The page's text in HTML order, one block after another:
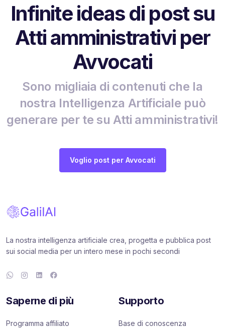
Infinite ideas di post su
Atti amministrativi per
Avvocati
Sono migliaia di contenuti che la
nostra Intelligenza Artificiale può
generare per te su Atti amministrativi!
Voglio post per Avvocati
La nostra intelligenza artificiale crea, progetta e pubblica post
sui social media per un intero mese in pochi secondi
Saperne di più
Programma affiliato
Supporto
Base di conoscenza